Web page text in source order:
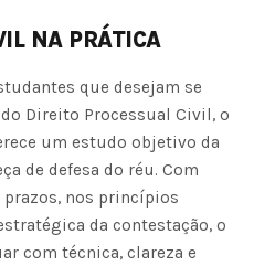
NA PRÁTICA
que desejam se
Direito Processual Civil, o
um estudo objetivo da
de defesa do réu. Com
nos princípios
da contestação, o
com técnica, clareza e